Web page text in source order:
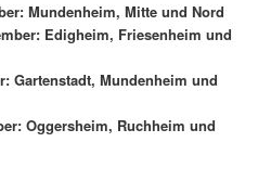
Mundenheim, Mitte und Nord
Edigheim, Friesenheim und
Gartenstadt, Mundenheim und
Oggersheim, Ruchheim und